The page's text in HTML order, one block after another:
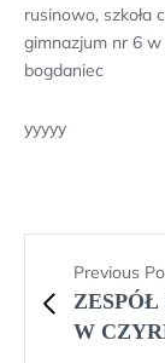
rusinowo, szkoła
gimnazjum nr 6 w
bogdaniec
yyyyy
Previous
W